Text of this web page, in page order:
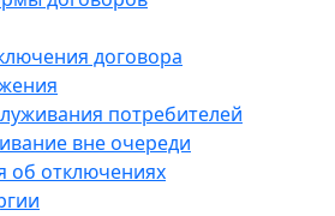
договора
потребителей
вне очереди
об отключениях